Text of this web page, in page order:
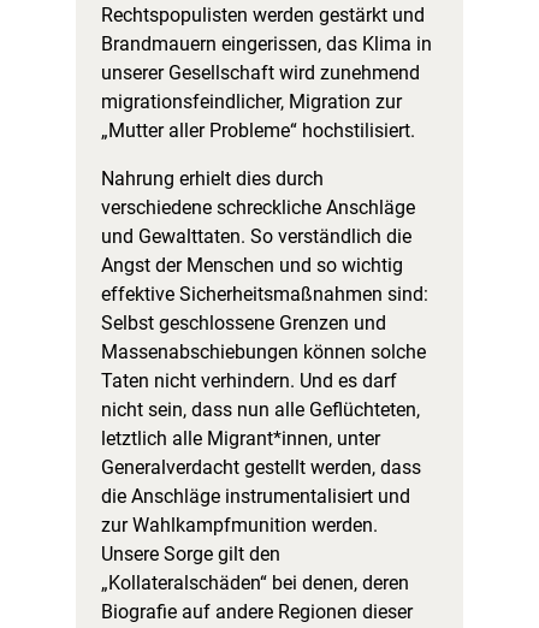
Rechtspopulisten werden gestärkt und
Brandmauern eingerissen, das Klima in
unserer Gesellschaft wird zunehmend
migrationsfeindlicher, Migration zur
„Mutter aller Probleme“ hochstilisiert.
Nahrung erhielt dies durch
verschiedene schreckliche Anschläge
und Gewalttaten. So verständlich die
Angst der Menschen und so wichtig
effektive Sicherheitsmaßnahmen sind:
Selbst geschlossene Grenzen und
Massenabschiebungen können solche
Taten nicht verhindern. Und es darf
nicht sein, dass nun alle Geflüchteten,
letztlich alle Migrant*innen, unter
Generalverdacht gestellt werden, dass
die Anschläge instrumentalisiert und
zur Wahlkampfmunition werden.
Unsere Sorge gilt den
„Kollateralschäden“ bei denen, deren
Biografie auf andere Regionen dieser